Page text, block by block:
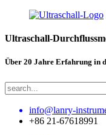
Ultraschall-
Über 20 Jahre Erfahrung in
info@lanry-
+86 21-67618991